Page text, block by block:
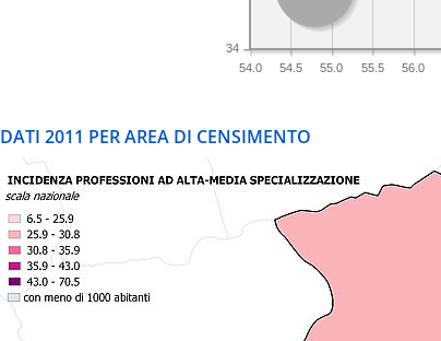
54.0 54.5 55.0 55.5 56.0
34
DATI 2011 PER AREA DI CENSIMENTO